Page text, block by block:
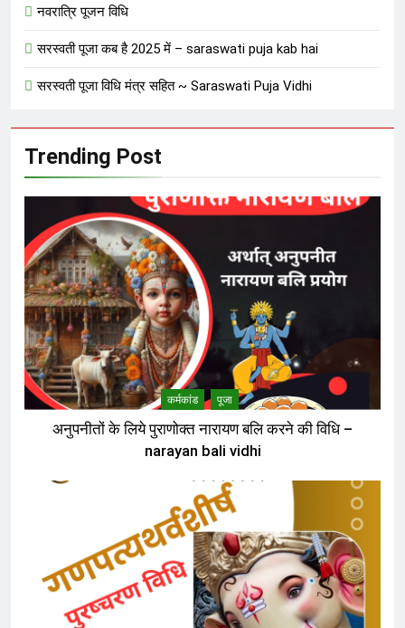
नवरात्रि पूजन विधि
सरस्वती पूजा कब है 2025 में – saraswati puja kab hai
सरस्वती पूजा विधि मंत्र सहित ~ Saraswati Puja Vidhi
Trending Post
कर्मकांड पूजा
अनुपनीतों के लिये पुराणोक्त नारायण बलि करने की विधि –
narayan bali vidhi